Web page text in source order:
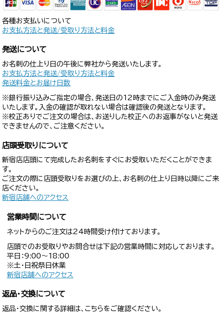
各種お支払いについて
お支払方法と発送/受取り方法と料金
発送について
お名刺の仕上り日の午後に弊社から発送いたします。
お支払方法と発送/受取り方法と料金
発送料金とお届け日数
※銀行振り込みご指定の場合、発送日の12時までにご入金時のみ発送
いたします。入金の確認が取れない場合は確認後の発送となります。
※校正ありでご注文の場合は、お送りした校正へのお返事がないと発送
できませんので、ご注意ください。
店頭受取りについて
新宿店店頭にて完成したお名刺をすぐにお受取いただくことができま
す。
ご注文の際に店頭受取りをお選びの上、お名刺の仕上り日時以降にご来
店ください。
新宿店舗へのアクセス
営業時間について
ネットからのご注文は24時間受け付けております。
店頭でのお受取りやお問合せは下記の営業時間に対応しております。
平日：9:00〜18:00
※土・日祝祭日休業
新宿店舗へのアクセス
返品・交換について
返品・交換に関する詳細は、こちらをご確認ください。